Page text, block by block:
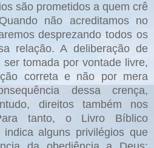
são prometidos a quem crê
não acreditamos no
desprezando todos os
relação. A deliberação de
tomada por vontade livre,
correta e não por mera
dessa crença,
direitos também nos
tanto, o Livro Bíblico
indica alguns privilégios que